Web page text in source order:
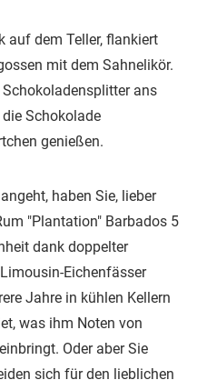
auf dem Teller, flankiert
mit dem Sahnelikör.
ans
Schokolade
genießen.
haben Sie, lieber
"Plantation" Barbados 5
dank doppelter
Eichenfässer
Jahre in kühlen Kellern
was ihm Noten von
Oder aber Sie
sich für den lieblichen